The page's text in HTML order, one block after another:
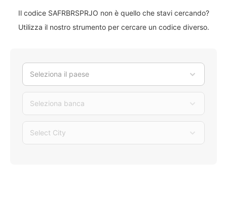
Il codice SAFRBRSPRJO non è quello che stavi cercando?
Utilizza il nostro strumento per cercare un codice diverso.
Seleziona il paese
Seleziona banca
Select City